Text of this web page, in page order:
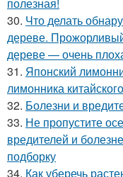
30. Что делать
дереве.
дереве — очень
31. Японский
лимонника китайского
32. Болезни и
33. Не пропустите
вредителей и
подборку
34. Как уберечь